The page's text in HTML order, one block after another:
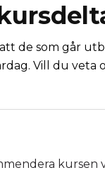
de som går
Vill du veta
kursen